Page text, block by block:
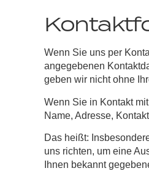
Wenn Sie uns per
angegebenen
geben wir nicht ohne
Wenn Sie in Kontakt
Name, Adresse,
Das heißt:
uns richten, um eine
Ihnen bekannt